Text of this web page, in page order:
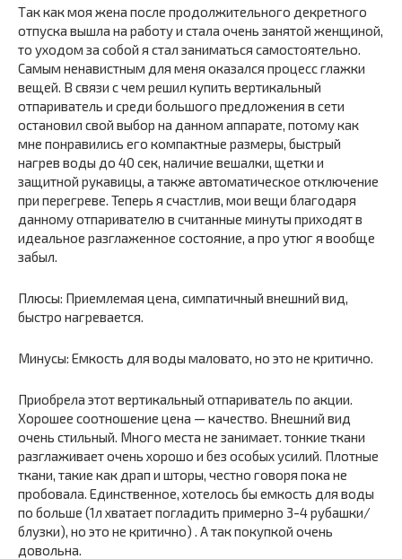
Так как моя жена после продолжительного декретного
отпуска вышла на работу и стала очень занятой женщиной,
то уходом за собой я стал заниматься самостоятельно.
Самым ненавистным для меня оказался процесс глажки
вещей. В связи с чем решил купить вертикальный
отпариватель и среди большого предложения в сети
остановил свой выбор на данном аппарате, потому как
мне понравились его компактные размеры, быстрый
нагрев воды до 40 сек, наличие вешалки, щетки и
защитной рукавицы, а также автоматическое отключение
при перегреве. Теперь я счастлив, мои вещи благодаря
данному отпаривателю в считанные минуты приходят в
идеальное разглаженное состояние, а про утюг я вообще
забыл.
Плюсы: Приемлемая цена, симпатичный внешний вид,
быстро нагревается.
Минусы: Емкость для воды маловато, но это не критично.
Приобрела этот вертикальный отпариватель по акции.
Хорошее соотношение цена — качество. Внешний вид
очень стильный. Много места не занимает. тонкие ткани
разглаживает очень хорошо и без особых усилий. Плотные
ткани, такие как драп и шторы, честно говоря пока не
пробовала. Единственное, хотелось бы емкость для воды
по больше (1л хватает погладить примерно 3-4 рубашки/
блузки), но это не критично) . А так покупкой очень
довольна.